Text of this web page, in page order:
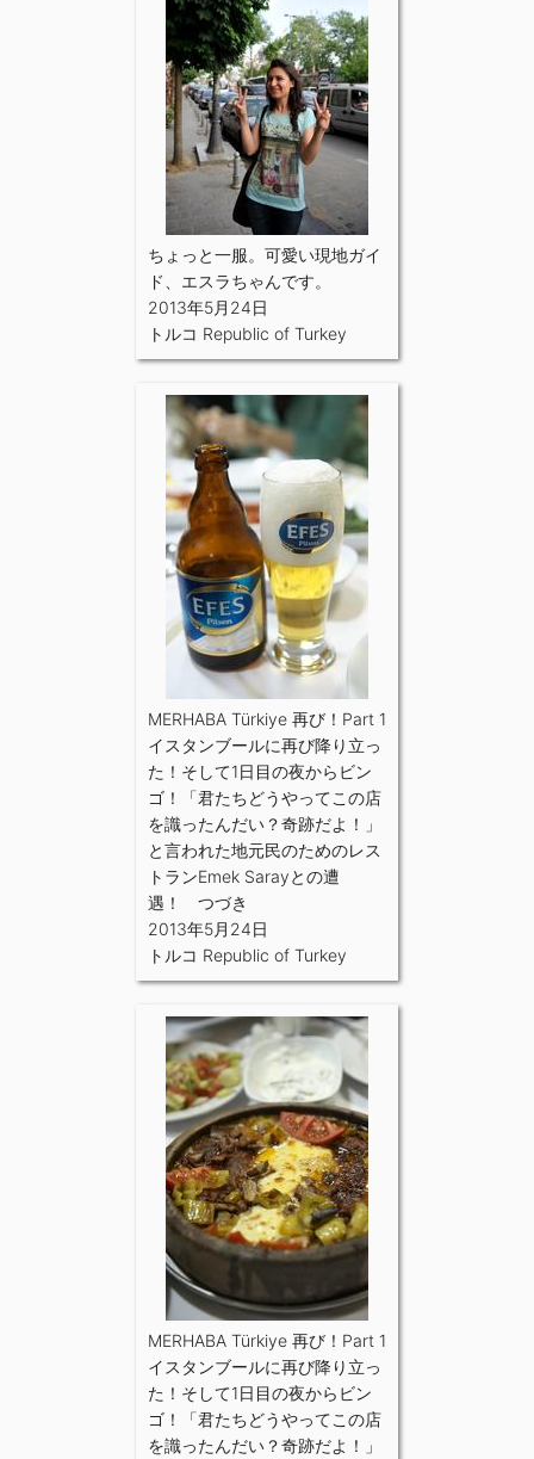
ちょっと一服。可愛い現地ガイ
ド、エスラちゃんです。
2013年5月24日
トルコ Republic of Turkey
MERHABA Türkiye 再び！Part 1
イスタンブールに再び降り立っ
た！そして1日目の夜からビン
ゴ！「君たちどうやってこの店
を識ったんだい？奇跡だよ！」
と言われた地元民のためのレス
トランEmek Sarayとの遭
遇！ つづき
2013年5月24日
トルコ Republic of Turkey
MERHABA Türkiye 再び！Part 1
イスタンブールに再び降り立っ
た！そして1日目の夜からビン
ゴ！「君たちどうやってこの店
を識ったんだい？奇跡だよ！」